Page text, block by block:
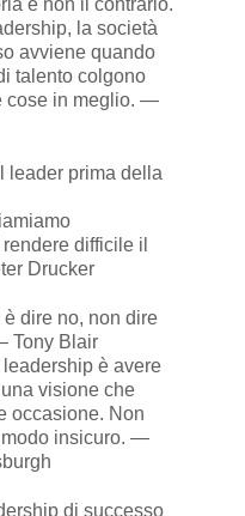
e non il contrario.
la società
avviene quando
talento colgono
cose in meglio. —
leader prima della
difficile il
Drucker
è dire no, non dire
Tony Blair
è avere
visione che
occasione. Non
modo insicuro. —
di successo